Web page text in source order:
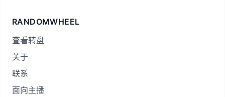
RANDOMWHEEL
查看转盘
关于
联系
面向主播